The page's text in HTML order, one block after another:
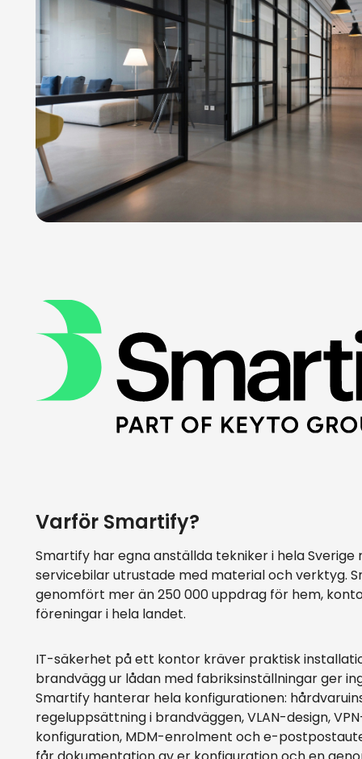
Varför Smartify?
Smartify har egna anställda tekniker i hela Sverige
servicebilar utrustade med material och verktyg.
genomfört mer än 250 000 uppdrag för hem,
föreningar i hela landet.
IT-säkerhet på ett kontor kräver praktisk
brandvägg ur lådan med fabriksinställningar ger
Smartify hanterar hela konfigurationen:
regeluppsättning i brandväggen, VLAN-design,
konfiguration, MDM-enrolment och e-